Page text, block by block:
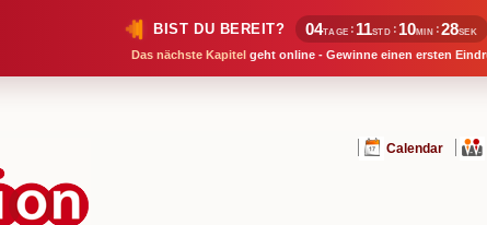
BIST DU BEREIT? 04TAGE : 11STD : 10MIN :28SEK
Das nächste Kapitel geht online - Gewinne einen ersten
Calendar